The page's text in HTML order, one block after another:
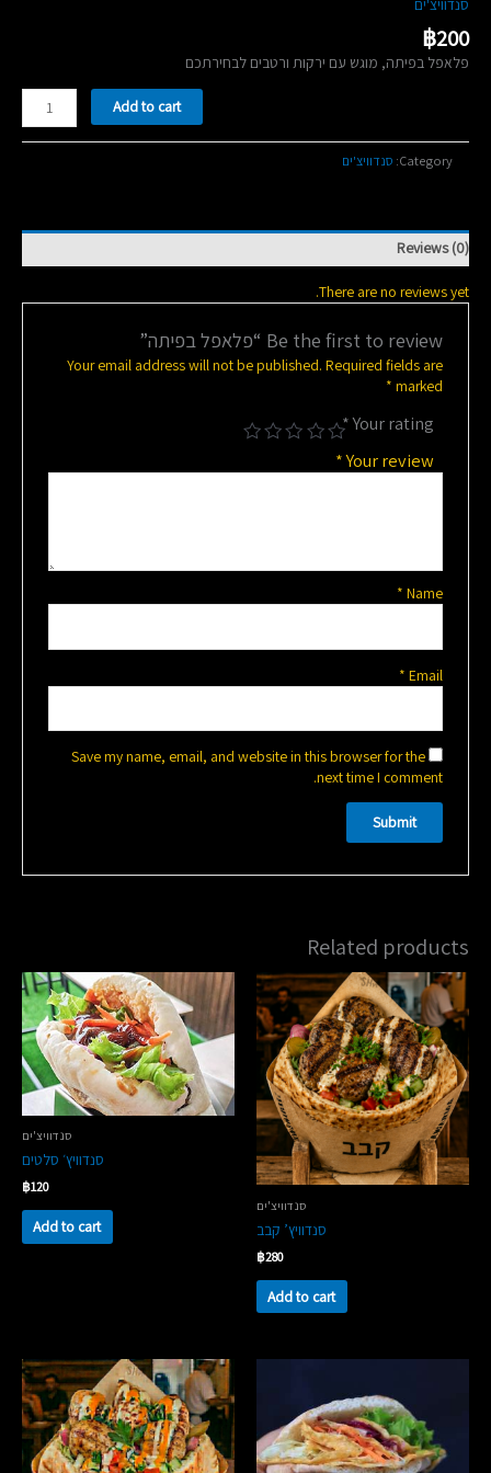
סנדוויצ'ים
฿200
פלאפל בפיתה, מוגש עם ירקות ורטבים לבחירתכם
בפיתה
quantity
Add to cart
Category: סנדוויצ'ים
Reviews (0)
There are no reviews yet.
Be the first to review “פלאפל בפיתה”
Your email address will not be published. Required fields are
marked
*
Your rating
*
Your review
*
Name
*
Email
*
Save my name, email, and website in this browser for the
next time I comment.
Related products
סנדוויצ'ים
סנדוויץ’ קבב
฿280
Add to cart
סנדוויצ'ים
סנדוויץ׳ סלטים
฿120
Add to cart